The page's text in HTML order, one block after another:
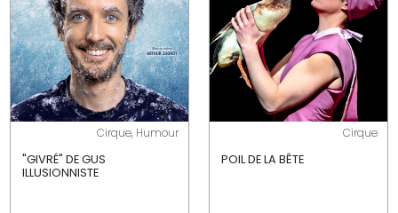
Cirque, Humour
"GIVRÉ" DE GUS
ILLUSIONNISTE
Cirque
POIL DE LA BÊTE